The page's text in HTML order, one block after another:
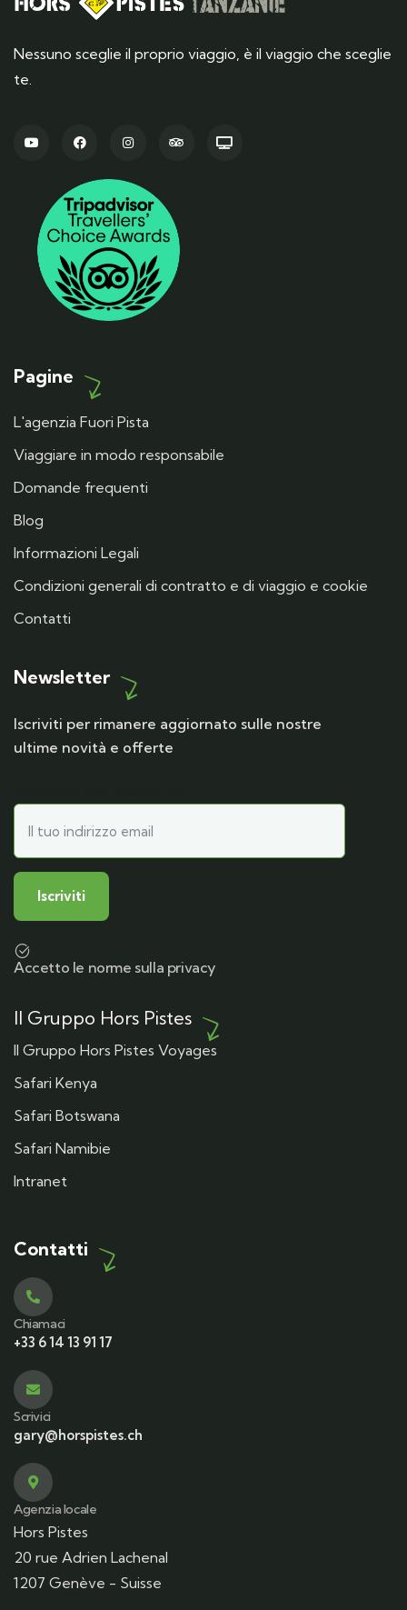
Nessuno sceglie il proprio viaggio, è il viaggio che sceglie
te.
Pagine
L'agenzia Fuori Pista
Viaggiare in modo responsabile
Domande frequenti
Blog
Informazioni Legali
Condizioni generali di contratto e di viaggio e cookie
Contatti
Newsletter
Iscriviti per rimanere aggiornato sulle nostre
ultime novità e offerte
Accetto le norme sulla privacy
Il Gruppo Hors Pistes
Il Gruppo Hors Pistes Voyages
Safari Kenya
Safari Botswana
Safari Namibie
Intranet
Contatti
Chiamaci
+33 6 14 13 91 17
Scrivici
gary@horspistes.ch
Agenzia locale
Hors Pistes
20 rue Adrien Lachenal
1207 Genève - Suisse